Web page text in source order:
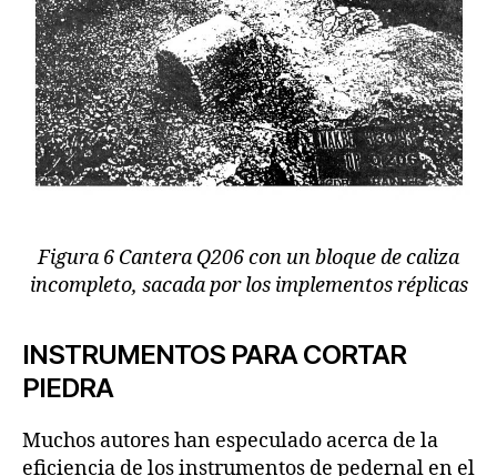
Figura 6 Cantera Q206 con un bloque de caliza
incompleto, sacada por los implementos réplicas
INSTRUMENTOS PARA CORTAR
PIEDRA
Muchos autores han especulado acerca de la
eficiencia de los instrumentos de pedernal en el